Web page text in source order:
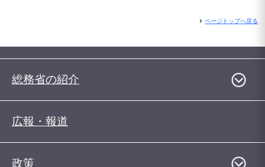
ページトップへ戻る
総務省の紹介
広報・報道
政策